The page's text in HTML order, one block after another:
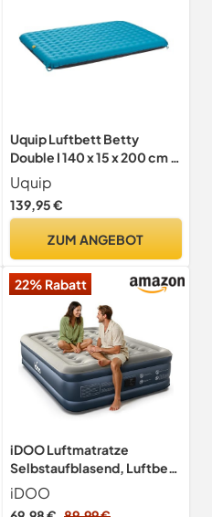
Uquip Luftbett Betty
Double I 140 x 15 x 200 cm I
Bequeme Luftmatratze für
Innen- & Außenbereich I
leicht & geringes Packmaß I
Personen I für Camping
Uquip
139,95 €
ZUM ANGEBOT
22% Rabatt
iDOO Luftmatratze
Selbstaufblasend, Luftbett
2 Personen, Aufblasbare
Matratze, Gästebett mit
iDOO